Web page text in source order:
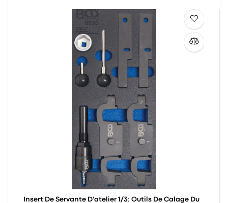
Insert De Servante D'atelier 1/3: Outils De Calage Du